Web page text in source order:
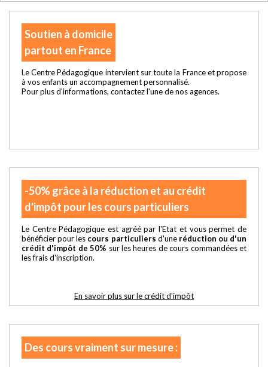
Soutien à domicile
partout en France
Le Centre Pédagogique intervient sur toute la France et propose
à vos enfants un accompagnement personnalisé.
Pour plus d'informations, contactez l'une de nos agences.
-50% grâce à la réduction et au crédit
d'impôt pour les cours particuliers
Le Centre Pédagogique est agréé par l'Etat et vous permet de
bénéficier pour les cours particuliers d'une réduction ou d'un
crédit d'impôt de 50% sur les heures de cours commandées et
les frais d'inscription.
En savoir plus sur le crédit d'impôt
Des cours vraiment sur mesure :